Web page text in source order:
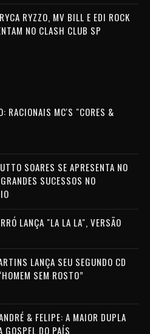
RYZZO, MV BILL E EDI ROCK
NO CLASH CLUB SP
RACIONAIS MC'S "CORES &
SOARES SE APRESENTA NO
SUCESSOS NO
LANÇA "LA LA LA", VERSÃO
LANÇA SEU SEGUNDO CD
SEM ROSTO”
& FELIPE: A MAIOR DUPLA
GOSPEL DO PAÍS